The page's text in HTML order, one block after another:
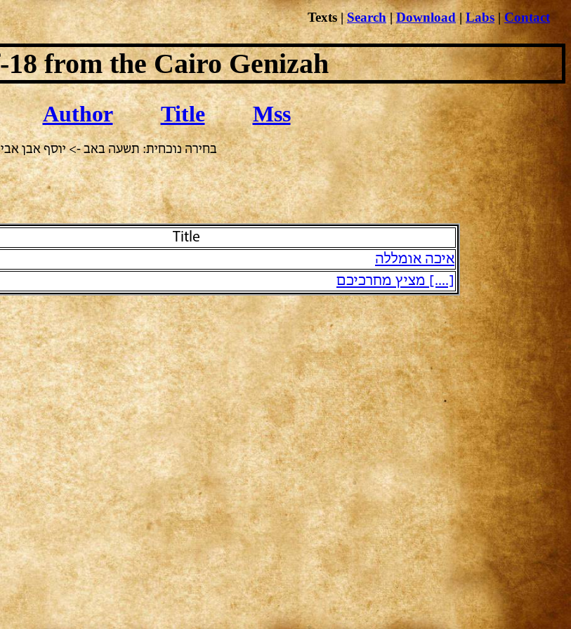
18from the Cairo Genizah
Author Title Mss
בחירה נוכחית: תשעה באב -> יוסף אבן
Title
איכה אומללה
[....] מציץ מחרכיכם
Texts|Search|Download|Labs | Contact